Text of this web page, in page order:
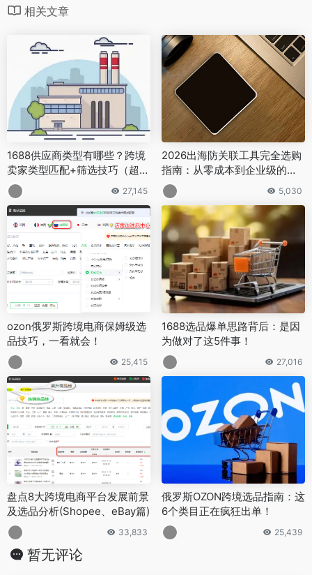
相关文章
1688供应商类型有哪些？跨境
卖家类型匹配+筛选技巧（超全
汇总）
27,145
2026出海防关联工具完全选购
指南：从零成本到企业级的完
整评测
5,030
ozon俄罗斯跨境电商保姆级选
品技巧，一看就会！
25,415
1688选品爆单思路背后：是因
为做对了这5件事！
27,016
盘点8大跨境电商平台发展前景
及选品分析(Shopee、eBay篇)
33,833
俄罗斯OZON跨境选品指南：这
6个类目正在疯狂出单！
25,439
暂无评论